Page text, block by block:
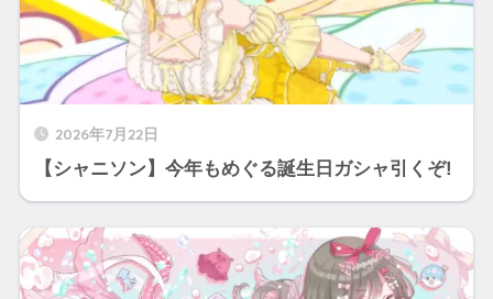
2026年7月22日
【シャニソン】今年もめぐる誕生日ガシャ引くぞ!